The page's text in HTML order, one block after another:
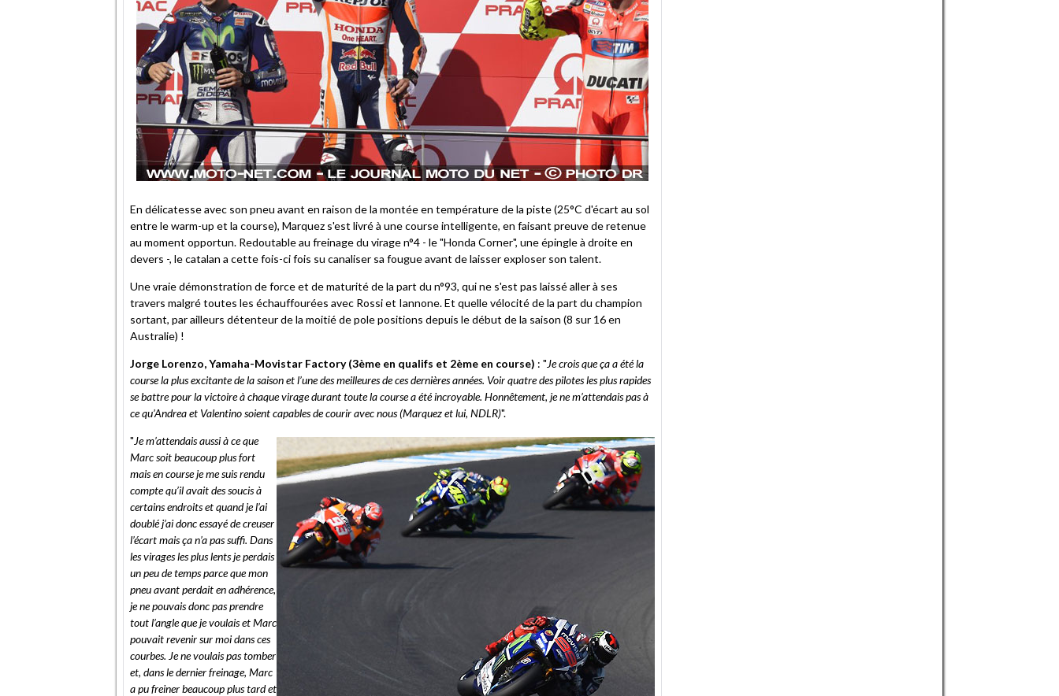
En délicatesse avec son pneu avant en raison de la montée en température de la piste (25°C d'écart au sol
entre le warm-up et la course), Marquez s'est livré à une course intelligente, en faisant preuve de retenue
au moment opportun. Redoutable au freinage du virage n°4 - le "Honda Corner", une épingle à droite en
devers -, le catalan a cette fois-ci fois su canaliser sa fougue avant de laisser exploser son talent.
Une vraie démonstration de force et de maturité de la part du n°93, qui ne s'est pas laissé aller à ses
travers malgré toutes les échauffourées avec Rossi et Iannone. Et quelle vélocité de la part du champion
sortant, par ailleurs détenteur de la moitié de pole positions depuis le début de la saison (8 sur 16 en
Australie) !
Jorge Lorenzo, Yamaha-Movistar Factory (3ème en qualifs et 2ème en course) : "Je crois que ça a été la
course la plus excitante de la saison et l’une des meilleures de ces dernières années. Voir quatre des pilotes les plus rapides
se battre pour la victoire à chaque virage durant toute la course a été incroyable. Honnêtement, je ne m’attendais pas à
ce qu’Andrea et Valentino soient capables de courir avec nous (Marquez et lui, NDLR)".
"Je m’attendais aussi à ce que
Marc soit beaucoup plus fort
mais en course je me suis rendu
compte qu’il avait des soucis à
certains endroits et quand je l’ai
doublé j’ai donc essayé de creuser
l’écart mais ça n’a pas suffi. Dans
les virages les plus lents je perdais
un peu de temps parce que mon
pneu avant perdait en adhérence,
je ne pouvais donc pas prendre
tout l’angle que je voulais et Marc
pouvait revenir sur moi dans ces
courbes. Je ne voulais pas tomber
et, dans le dernier freinage, Marc
a pu freiner beaucoup plus tard et